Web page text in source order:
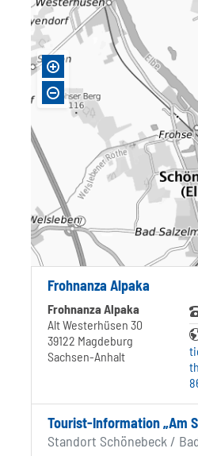
Frohnanza Alpaka
Frohnanza Alpaka
Alt Westerhüsen 30
39122 Magdeburg
Sachsen-Anhalt
Tourist-Information „Am
Standort Schönebeck /